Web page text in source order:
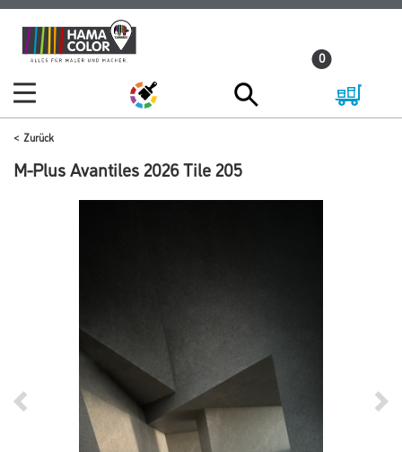
Zum
Inhalt
Zum
Navigationsmenü
0
Zurück
M-Plus Avantiles 2026 Tile 205